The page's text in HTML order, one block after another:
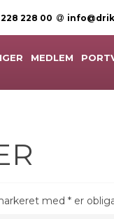
228 228 00
MEDLEM
med * er